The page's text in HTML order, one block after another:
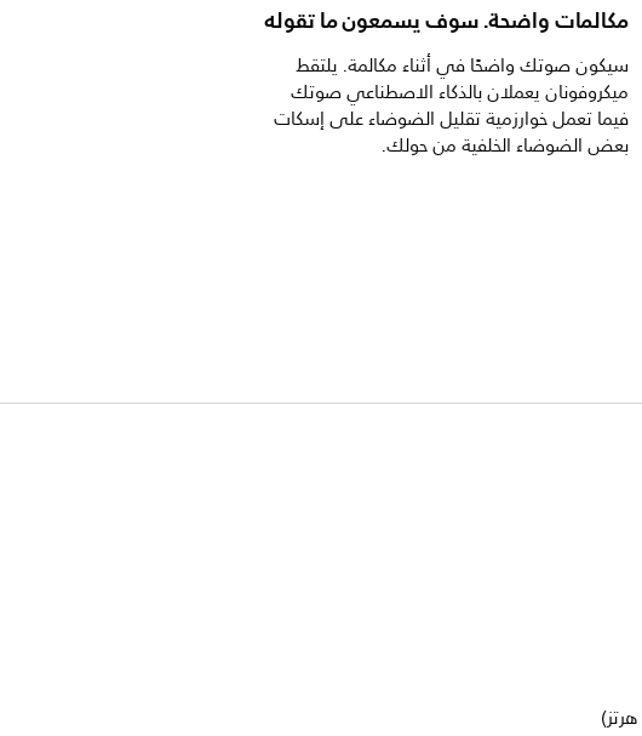
مكالمات واضحة. سوف يسمعون ما تقوله
سيكون صوتك واضحًا في أثناء مكالمة. يلتقط
ميكروفونان يعملان بالذكاء الاصطناعي صوتك
فيما تعمل خوارزمية تقليل الضوضاء على إسكات
بعض الضوضاء الخلفية من حولك.